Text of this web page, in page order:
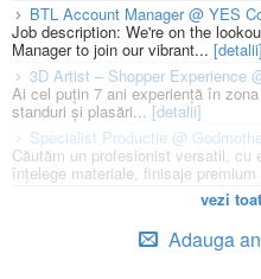
BTL Account Manager @ YES
Job description: We're on the
Manager to join our vibrant... [detalii]
3D Artist – Shopper Experience
Ai cel puțin 7 ani experiență în
standuri și plasări...[detalii]
Specialist Productie @
Căutăm un profesionist versatil, cu
înțelege materiale, finisaje premium
vezi
Adauga